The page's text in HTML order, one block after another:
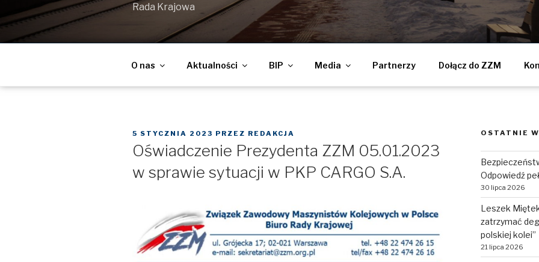
Rada Krajowa
O nas Aktualności BIP Media Partnerzy Dołącz do ZZM
OPUBLIKOWANE
W
5 STYCZNIA 2023 PRZEZ REDAKCJA
Oświadczenie Prezydenta ZZM 05.01.2023
w sprawie sytuacji w PKP CARGO S.A.
OSTATNIE
Odpowiedź
30 lipca 2026
Leszek
zatrzymać
polskiej kolei”
21 lipca 2026